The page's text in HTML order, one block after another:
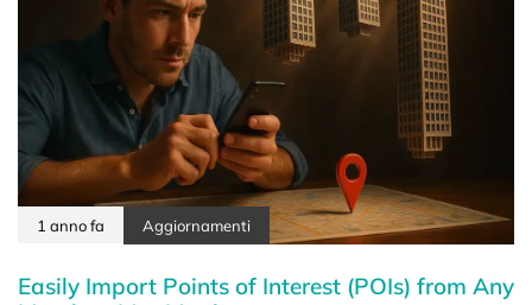
1 anno fa Aggiornamenti
Easily Import Points of Interest (POIs) from Any